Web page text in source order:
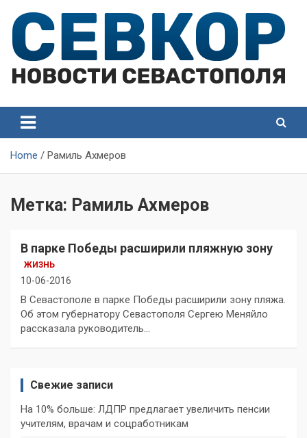
content
Севастополя
Севастополя
Home Рамиль Ахмеров
Метка: Рамиль Ахмеров
В парке Победы расширили пляжную зону
ЖИЗНЬ
10-06-2016
В Севастополе в парке Победы расширили зону пляжа.
Об этом губернатору Севастополя Сергею Меняйло
рассказала руководитель…
Свежие записи
На 10% больше: ЛДПР предлагает увеличить пенсии
учителям, врачам и соцработникам